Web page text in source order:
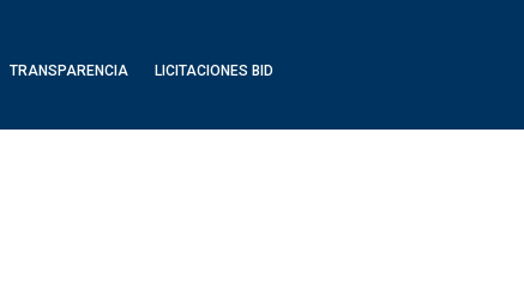
TRANSPARENCIA LICITACIONES BID